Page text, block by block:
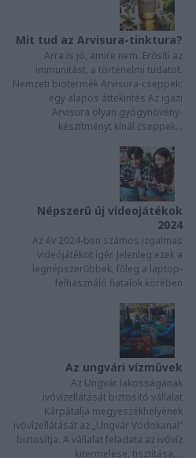
Mit tud az Arvisura-tinktura?
Arra is jó, amire nem. Erősíti az
immunitást, a történelmi tudatot.
Nemzeti biotermék Arvisura-cseppek:
egy alapos áttekintés Az igazi
Arvisura olyan gyógynövény-
készítményt kínál cseppek...
Népszerű új videojátékok
2024
Az év 2024-ben számos izgalmas
videójátékot ígér. Jelenleg ezek a
legnépszerűbbek, főleg a laptop-
felhasználó fiatalok körében
Az ungvári vízművek
Az Ungvár lakosságának
ivóvízellátását biztosító vállalat
Kárpátalja megyeszékhelyének
ivóvízellátását az „Ungvár Vodokanal”
biztosítja. A vállalat feladata az ivóvíz
kitermelése, tisztítása,...